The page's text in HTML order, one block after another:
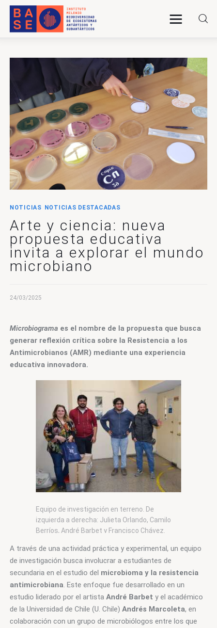
INICIO
SOMOS
INVESTIGACIÓN
PUBLICACIONES
COLABORACIÓN
COMUNICACIONES
NOTICIAS NOTICIAS DESTACADAS
Arte y ciencia: nueva
propuesta educativa
invita a explorar el mundo
microbiano
24/03/2025
Microbiograma es el nombre de la propuesta que busca
generar reflexión crítica sobre la Resistencia a los
Antimicrobianos (AMR) mediante una experiencia
educativa innovadora.
Equipo de investigación en terreno. De
izquierda a derecha: Julieta Orlando, Camilo
Berríos, André Barbet y Francisco Chávez.
A través de una actividad práctica y experimental, un equipo
de investigación busca involucrar a estudiantes de
secundaria en el estudio del microbioma y la resistencia
antimicrobiana. Este enfoque fue desarrollado en un
estudio liderado por el artista André Barbet y el académico
de la Universidad de Chile (U. Chile) Andrés Marcoleta, en
colaboración con un grupo de microbiólogos entre los que